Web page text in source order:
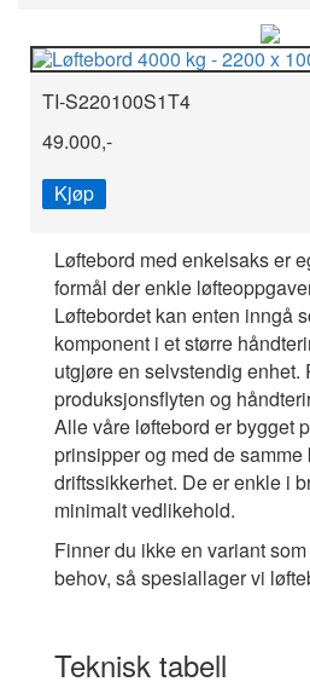
TI-S220100S1T4
49.000,-
Kjøp
Løftebord med enkelsaks er
formål der enkle
Løftebordet kan enten inngå
komponent i et større
utgjøre en selvstendig enhet.
produksjonsflyten og
Alle våre løftebord er bygget
prinsipper og med de samme
driftssikkerhet. De er enkle i
minimalt vedlikehold.
Finner du ikke en variant
behov, så spesiallager vi
Teknisk tabell